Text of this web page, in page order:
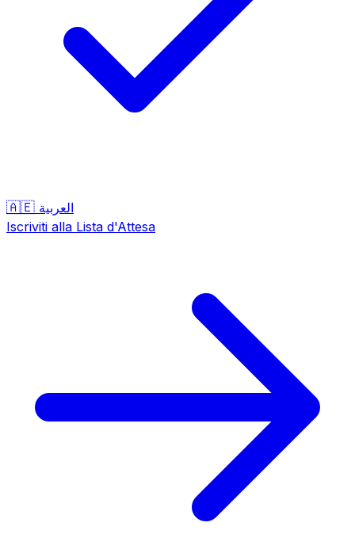
🇦🇪 العربية
Iscriviti alla Lista d'Attesa